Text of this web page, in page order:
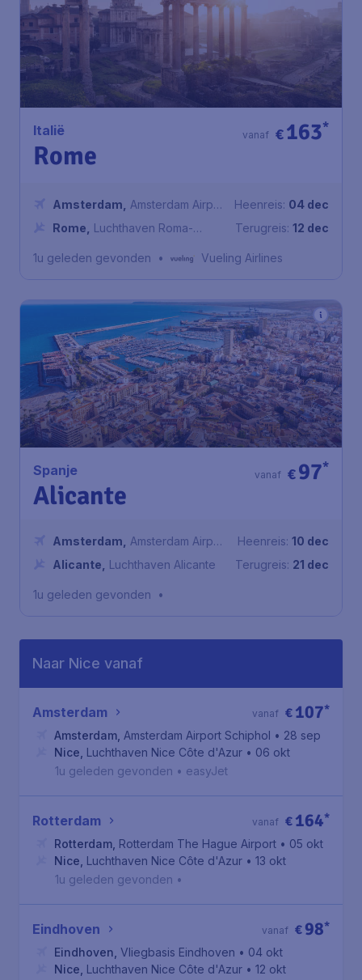
Italië
Rome
€163*
vanaf
Amsterdam
Amsterdam Airport
Schiphol
Rome
Luchthaven Roma-
Heenreis: 04 dec
Terugreis: 12 dec
1u geleden gevonden • Vueling Airlines
Spanje
Alicante
€97*
vanaf
Amsterdam
Amsterdam Airport
Schiphol
Alicante Luchthaven Alicante
Heenreis: 10 dec
Terugreis: 21 dec
1u geleden gevonden •
Naar Nice vanaf
Amsterdam € 107*
vanaf
Amsterdam Amsterdam Airport Schiphol • 28 sep
Nice Luchthaven Nice Côte d'Azur • 06 okt
1u geleden gevonden • easyJet
Rotterdam € 164*
vanaf
Rotterdam Rotterdam The Hague Airport • 05 okt
Nice Luchthaven Nice Côte d'Azur • 13 okt
1u geleden gevonden •
Eindhoven € 98*
vanaf
Eindhoven Vliegbasis Eindhoven • 04 okt
Nice Luchthaven Nice Côte d'Azur • 12 okt